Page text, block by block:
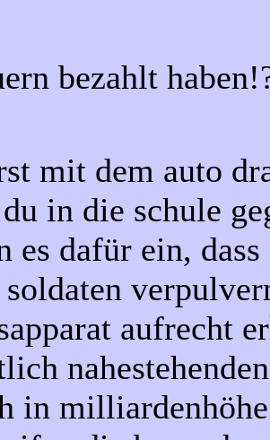
bezahlt
mit dem auto
in die schule
es dafür ein,
soldaten
aufrecht
in